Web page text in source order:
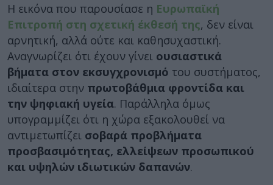
Η εικόνα που παρουσίασε η Ευρωπαϊκή
Επιτροπή στη σχετική έκθεσή της, δεν είναι
αρνητική, αλλά ούτε και καθησυχαστική.
Αναγνωρίζει ότι έχουν γίνει ουσιαστικά
βήματα στον εκσυγχρονισμό του συστήματος,
ιδιαίτερα στην πρωτοβάθμια φροντίδα και
την ψηφιακή υγεία. Παράλληλα όμως
υπογραμμίζει ότι η χώρα εξακολουθεί να
αντιμετωπίζει σοβαρά προβλήματα
προσβασιμότητας, ελλείψεων προσωπικού
και υψηλών ιδιωτικών δαπανών.